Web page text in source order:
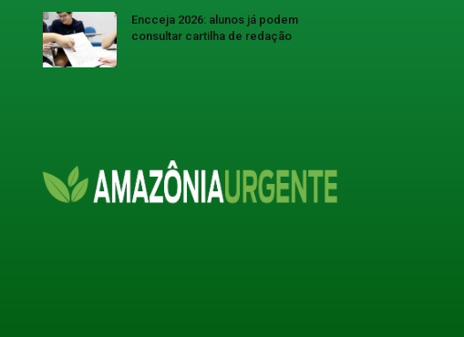
Encceja 2026: alunos já podem
consultar cartilha de redação